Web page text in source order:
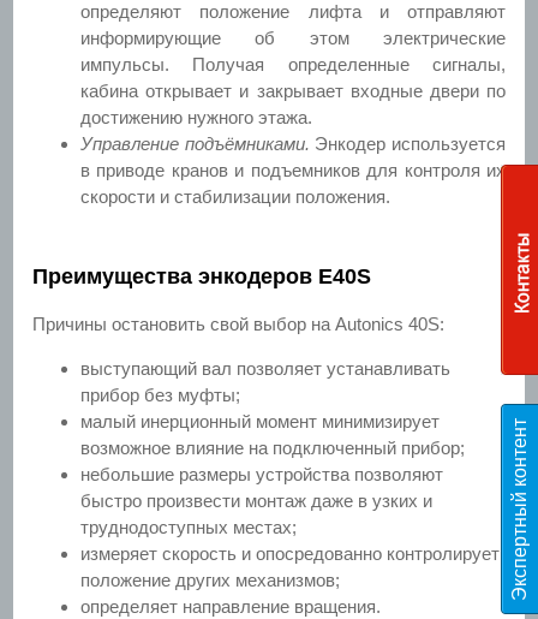
Э
к
с
п
е
р
т
н
ы
й
к
о
н
т
е
н
т
T
E
S
определяют положение лифта и отправляют
информирующие об этом электрические
импульсы. Получая определенные сигналы,
кабина открывает и закрывает входные двери по
достижению нужного этажа.
Управление подъёмниками. Энкодер используется
в приводе кранов и подъемников для контроля их
скорости и стабилизации положения.
Преимущества энкодеров E40S
Причины остановить свой выбор на Autonics 40S:
выступающий вал позволяет устанавливать
прибор без муфты;
малый инерционный момент минимизирует
возможное влияние на подключенный прибор;
небольшие размеры устройства позволяют
быстро произвести монтаж даже в узких и
труднодоступных местах;
измеряет скорость и опосредованно контролирует
положение других механизмов;
определяет направление вращения.